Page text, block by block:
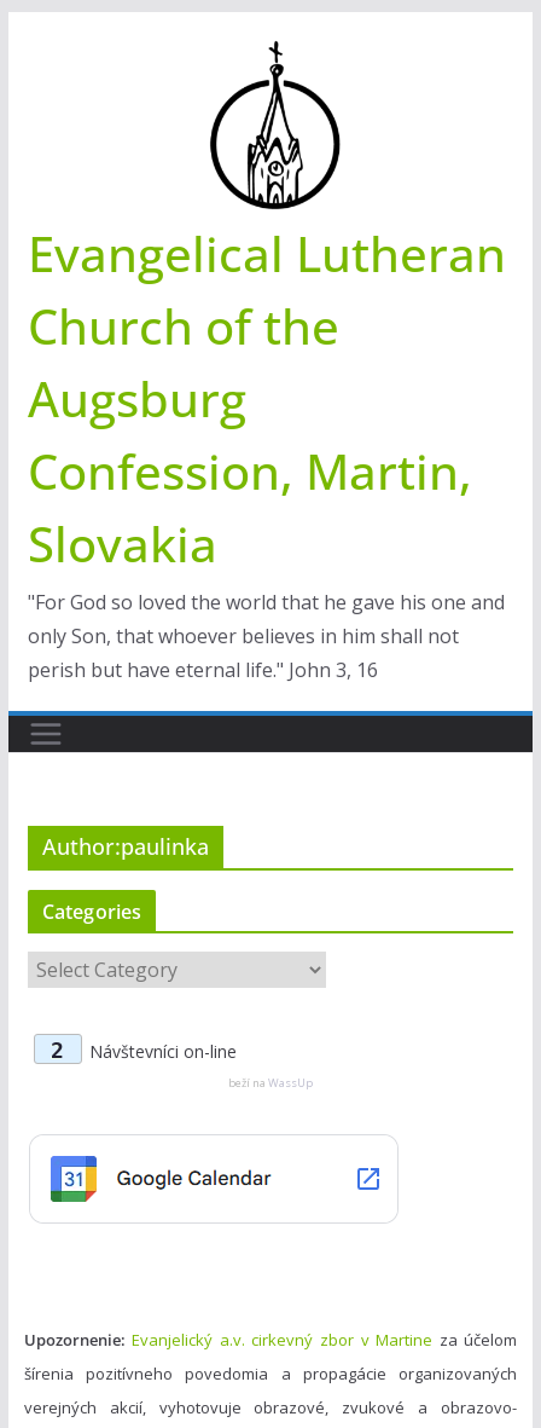
Evangelical Lutheran
Church of the
Augsburg
Confession, Martin,
Slovakia
"For God so loved the world that he gave his one and
only Son, that whoever believes in him shall not
perish but have eternal life." John 3, 16
Author:paulinka
Categories
a
e
r
2 Návštevníci on-line
beží na WassUp
Upozornenie: Evanjelický a.v. cirkevný zbor v Martine za účelom
šírenia pozitívneho povedomia a propagácie organizovaných
verejných akcií, vyhotovuje obrazové, zvukové a obrazovo-